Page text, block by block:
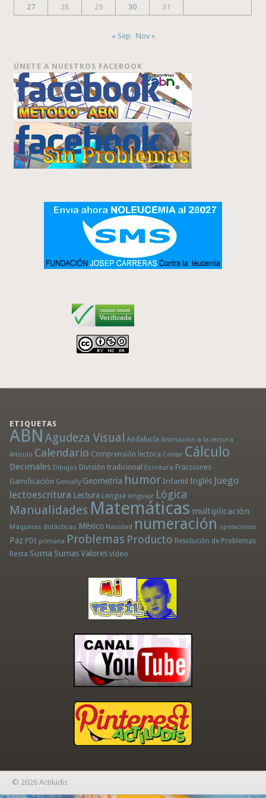
27
28 29 30 31
« Sep Nov »
ÚNETE A NUESTROS FACEBOOK
ETIQUETAS
ABN Agudeza Visual Andalucía Animación a la lectura
Artículo Calendario Comprensión lectora Contar Cálculo
Decimales Dibujos División tradicional Escritura Fracciones
Gamificación Genially Geometría humor Infantil Inglés Juego
lectoescritura Lectura Lengua lenguaje Lógica
Manualidades Matemáticas multiplicación
Máquinas didácticas México Navidad numeración operaciones
Paz PDI primaria Problemas Producto Resolución de Problemas
Resta Suma Sumas Valores vídeo
© 2026 Actiludis